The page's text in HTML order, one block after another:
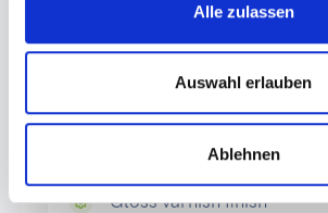
Alle zulassen
Auswahl erlauben
Ablehnen
Delivery time: 3-5
Premium-Label
Gloss varnish finish